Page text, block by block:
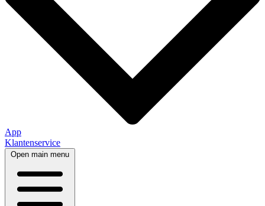
App
Klantenservice
Open main menu